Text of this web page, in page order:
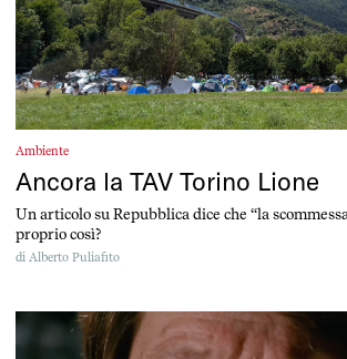
Ambiente
Ancora la TAV Torino Lione
Un articolo su Repubblica dice che “la
proprio così?
di Alberto Puliafito